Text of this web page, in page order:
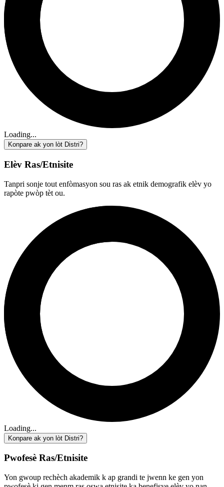
Loading...
Konpare ak yon lòt Distri?
Elèv Ras/Etnisite
Tanpri sonje tout enfòmasyon sou ras ak etnik demografik elèv yo
rapòte pwòp tèt ou.
Loading...
Konpare ak yon lòt Distri?
Pwofesè Ras/Etnisite
Yon gwoup rechèch akademik k ap grandi te jwenn ke gen yon